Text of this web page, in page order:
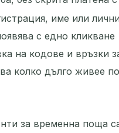
име или
с едно кликване
на кодове и връзки
колко дълго живее
за временна поща